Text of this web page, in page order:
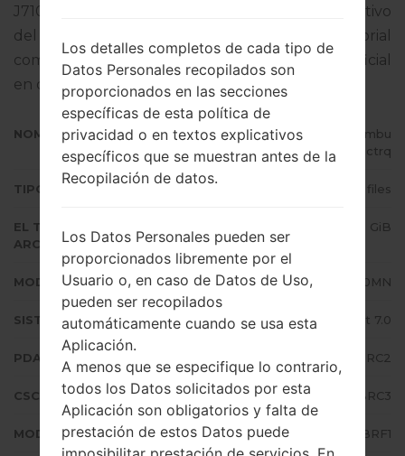
J710MNUBU4BRF1. La versión del sistema operativo
del firmware dado es Android Nougat 7.0. Tutorial
completo sobre cómo actualizar el firmware oficial
en dispositivos Samsung aquí
NOMBRE DE ARCHIVO
SM-J710MN_1_20180613045701_mbu
5ohctrq
TIPO DE FIRMWARE 4 files
EL TAMAÑO DEL
ARCHIVO
1.49 GiB
MODELO Samsung SM-J710MN
SISTEMA OPERATIVO Android Nougat 7.0
PDA/AP VERSIÓN J710MNUBU4BRC2
CSC VERSIÓN J710MNUUB4BRC3
MODEM/CP VERSIÓN J710MNUBU4BRF1
Los detalles completos de cada tipo de
Datos Personales recopilados son
proporcionados en las secciones
específicas de esta política de
privacidad o en textos explicativos
específicos que se muestran antes de la
Recopilación de datos.
Los Datos Personales pueden ser
proporcionados libremente por el
Usuario o, en caso de Datos de Uso,
pueden ser recopilados
automáticamente cuando se usa esta
Aplicación.
A menos que se especifique lo contrario,
todos los Datos solicitados por esta
Aplicación son obligatorios y falta de
prestación de estos Datos puede